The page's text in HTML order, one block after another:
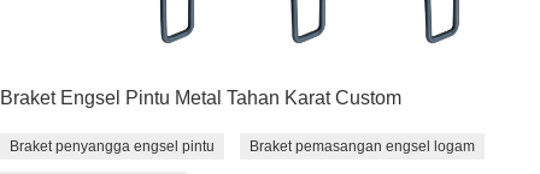
Braket Engsel Pintu Metal Tahan Karat Custom
Braket penyangga engsel pintu Braket pemasangan engsel logam